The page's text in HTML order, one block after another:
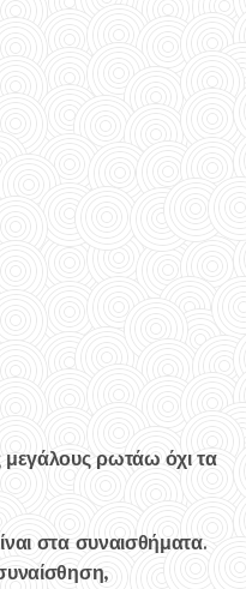
μεγάλους ρωτάω όχι τα
στα συναισθήματα.